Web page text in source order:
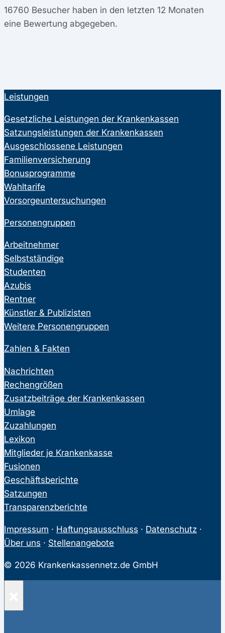
16760 Besucher haben in den letzten 12 Monaten
eine Bewertung abgegeben.
Leistungen
Gesetzliche Leistungen der Krankenkassen
Satzungsleistungen der Krankenkassen
Ausgeschlossene Leistungen
Familienversicherung
Bonusprogramme
Wahltarife
Vorsorgeuntersuchungen
Personengruppen
Arbeitnehmer
Selbstständige
Studenten
Azubis
Rentner
Künstler & Publizisten
Weitere Personengruppen
Zahlen & Fakten
Nachrichten
Rechengrößen
Zusatzbeiträge der Krankenkassen
Umlage
Zuzahlungen
Lexikon
Mitglieder je Krankenkasse
Fusionen
Geschäftsberichte
Satzungen
Transparenzberichte
Impressum · Haftungsausschluss · Datenschutz ·
Über uns · Stellenangebote
© 2026 Krankenkassennetz.de GmbH